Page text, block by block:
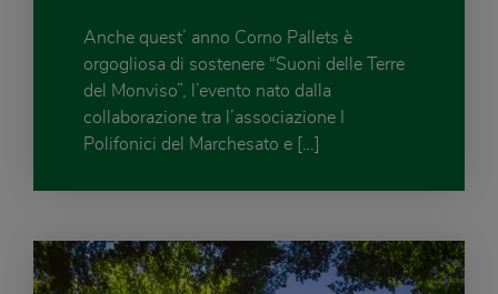
Anche quest’ anno Corno Pallets è
orgogliosa di sostenere “Suoni delle Terre
del Monviso”, l’evento nato dalla
collaborazione tra l’associazione I
Polifonici del Marchesato e […]